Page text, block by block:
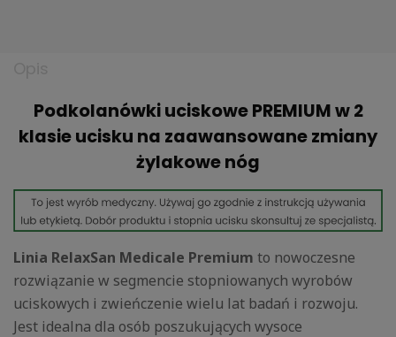
Podkolanówki uciskowe PREMIUM w 2
klasie ucisku na zaawansowane zmiany
żylakowe nóg
Linia RelaxSan Medicale Premium to nowoczesne
rozwiązanie w segmencie stopniowanych wyrobów
uciskowych i zwieńczenie wielu lat badań i rozwoju.
Jest idealna dla osób poszukujących wysoce